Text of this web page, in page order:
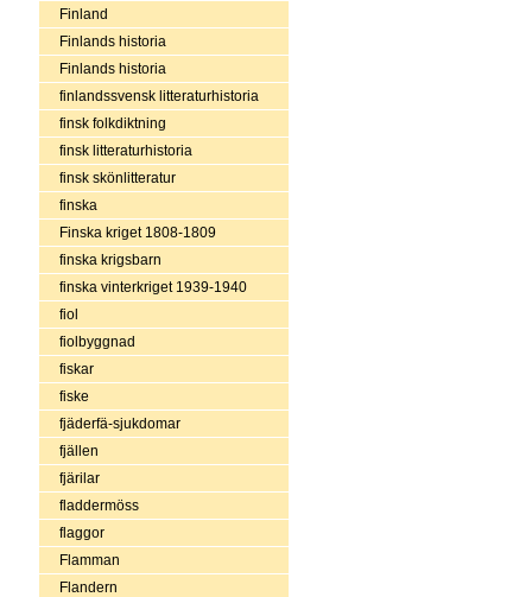
Finland
Finlands historia
Finlands historia
finlandssvensk litteraturhistoria
finsk folkdiktning
finsk litteraturhistoria
finsk skönlitteratur
finska
Finska kriget 1808-1809
finska krigsbarn
finska vinterkriget 1939-1940
fiol
fiolbyggnad
fiskar
fiske
fjäderfä-sjukdomar
fjällen
fjärilar
fladdermöss
flaggor
Flamman
Flandern